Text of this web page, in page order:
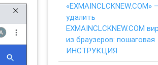
«EXMAINCLCKNEW.COM»
удалить
EXMAINCLCKNEW.COM
из браузеров: пошаговая
ИНСТРУКЦИЯ